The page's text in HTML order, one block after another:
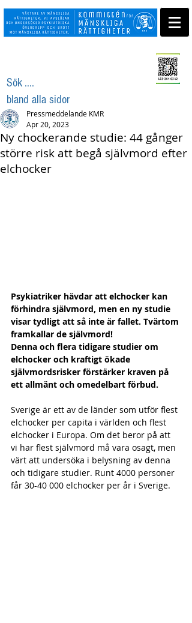
Sök ....
bland alla sidor
Ny chockerande studie: 44 gånger
större risk att begå självmord efter
elchocker
Pressmeddelande KMR
Apr 20, 2023
Psykiatriker hävdar att elchocker kan
förhindra självmord, men en ny studie
visar tydligt att så inte är fallet. Tvärtom
framkallar de självmord!
Denna och flera tidigare studier om
elchocker och kraftigt ökade
självmordsrisker förstärker kraven på
ett allmänt och omedelbart förbud.
Sverige är ett av de länder som utför flest
elchocker per capita i världen och flest
elchocker i Europa. Om det beror på att
vi har flest självmord må vara osagt, men
värt att undersöka i belysning av denna
och tidigare studier. Runt 4000 personer
får 30-40 000 elchocker per år i Sverige.